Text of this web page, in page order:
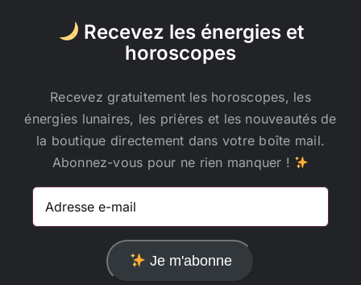
Recevez les énergies et
horoscopes
Recevez gratuitement les horoscopes, les
énergies lunaires, les prières et les nouveautés de
la boutique directement dans votre boîte mail.
Abonnez-vous pour ne rien manquer !
Je m'abonne